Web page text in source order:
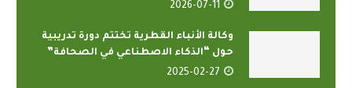
2026-07-11
وكالة الأنباء القطرية تختتم دورة تدريبية
حول “الذكاء الاصطناعي في الصحافة”
2025-02-27